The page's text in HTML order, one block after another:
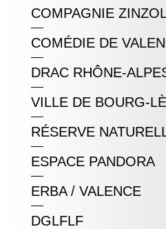
COMPAGNIE
COMÉDIE DE
DRAC RHÔNE-
VILLE DE BOURG-
RÉSERVE
ESPACE PANDORA
ERBA / VALENCE
DGLFLF